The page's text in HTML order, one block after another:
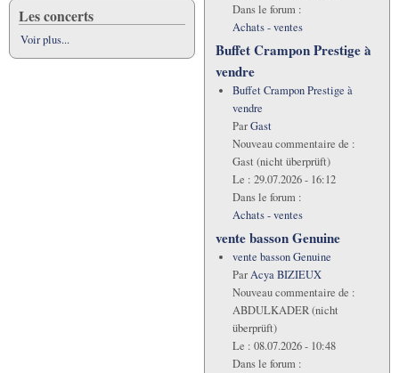
Les concerts
Voir plus...
Dans le forum :
Achats - ventes
Buffet Crampon Prestige à
vendre
Buffet Crampon Prestige à
vendre
ParGast
Nouveau commentaire de :
Gast (nicht überprüft)
Le : 29.07.2026 - 16:12
Dans le forum :
Achats - ventes
vente basson Genuine
vente basson Genuine
ParAcya BIZIEUX
Nouveau commentaire de :
ABDULKADER (nicht
überprüft)
Le : 08.07.2026 - 10:48
Dans le forum :